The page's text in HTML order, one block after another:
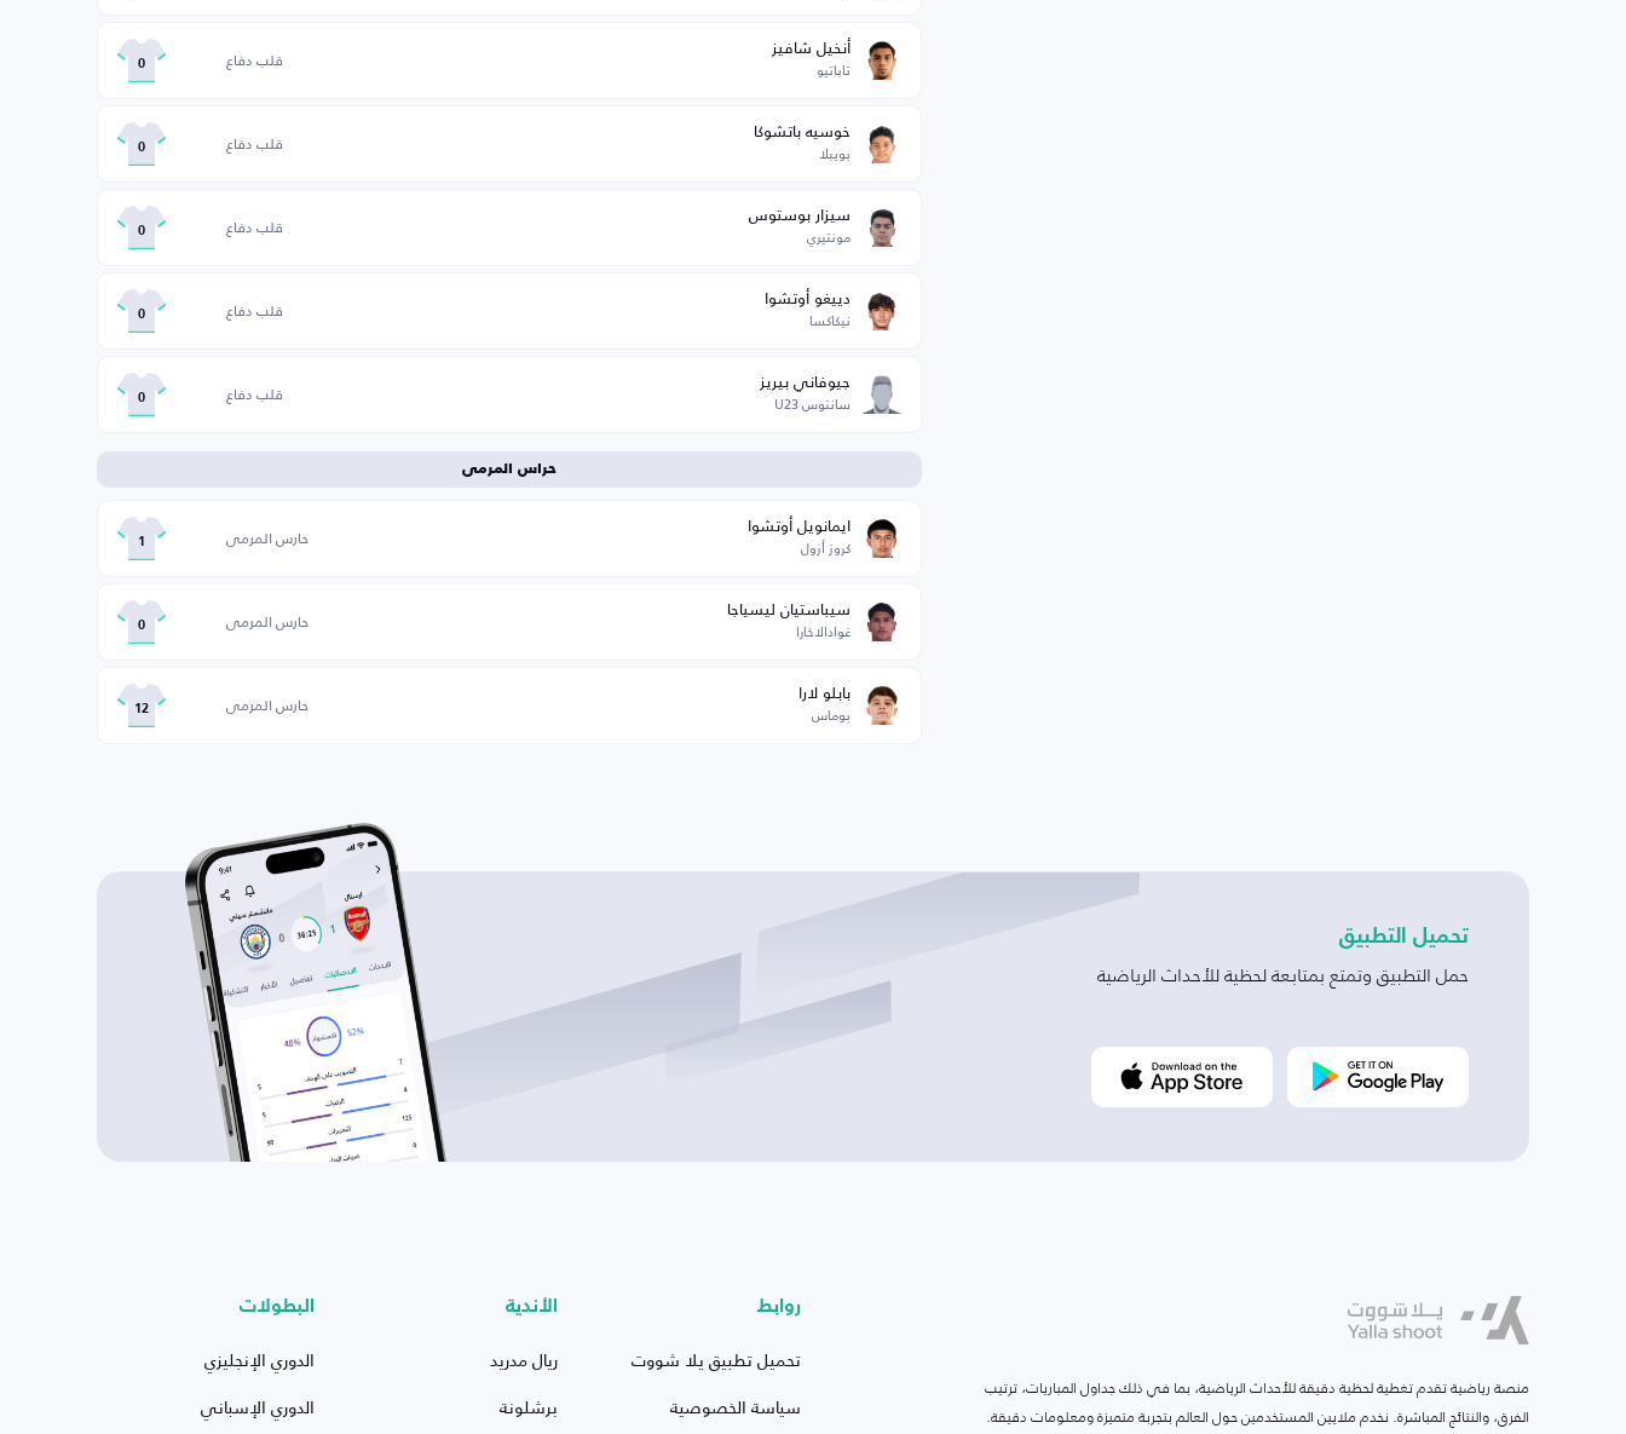
أنخيل شافيز
تاباتيو قلب دفاع 0
خوسيه باتشوكا
بويبلا قلب دفاع 0
سيزار بوستوس
مونتيري قلب دفاع 0
دييغو أوتشوا
نيكاكسا قلب دفاع 0
جيوفاني بيريز
سانتوس U23 قلب دفاع 0
حراس المرمى
ايمانويل أوتشوا
كروز أزول حارس المرمى 1
سيباستيان ليسياجا
غوادالاخارا حارس المرمى 0
بابلو لارا
بوماس حارس المرمى 12
تحميل التطبيق
حمل التطبيق وتمتع بمتابعة لحظية للأحداث الرياضية
منصة رياضية تقدم تغطية لحظية دقيقة للأحداث الرياضية، بما في ذلك جداول المباريات، ترتيب
الفرق، والنتائج المباشرة. نخدم ملايين المستخدمين حول العالم بتجربة متميزة ومعلومات دقيقة.
روابط
تحميل تطبيق يلا شووت
سياسة الخصوصية
الأندية
ريال مدريد
برشلونة
البطولات
الدوري الإنجليزي
الدوري الإسباني